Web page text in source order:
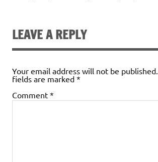
LEAVE A REPLY
Your email address will not be published.
fields are marked *
Comment *